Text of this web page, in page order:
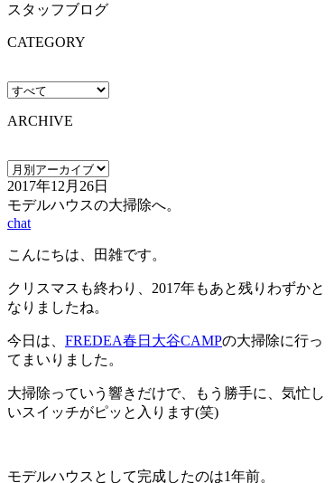
スタッフブログ
CATEGORY
ARCHIVE
2017年12月26日
モデルハウスの大掃除へ。
chat
こんにちは、田雑です。
クリスマスも終わり、2017年もあと残りわずかと
なりましたね。
今日は、 FREDEA春日大谷CAMPの大掃除に行っ
てまいりました。
大掃除っていう響きだけで、もう勝手に、気忙し
いスイッチがピッと入ります(笑)
モデルハウスとして完成したのは1年前。